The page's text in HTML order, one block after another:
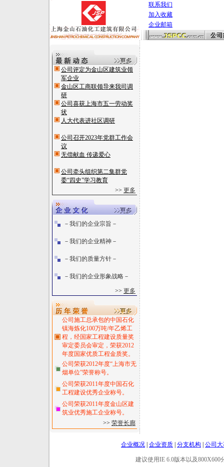
联系我们
加入收藏
企业邮箱
公司评定为金山区建筑业领
军企业
金山区工商联领导来我司调
研
公司喜获上海市五一劳动奖
状
人大代表进社区调研
公司召开2023年党群工作会
议
无偿献血 传递爱心
公司牵头组织第二集群党
委“四史”学习教育
>> 更多
－我们的企业宗旨－
－我们的企业精神－
－我们的质量方针－
－我们的企业形象战略－
>> 更多
公司施工总承包的中国石化
镇海炼化100万吨/年乙烯工
程，经国家工程建设质量奖
审定委员会审定，荣获2012
年度国家优质工程金质奖。
公司荣获2012年度“上海市无
烟单位”荣誉称号。
公司荣获2011年度中国石化
工程建设优秀企业称号。
公司荣获2011年度金山区建
筑业优秀施工企业称号。
>> 荣誉长廊
企业概况 企业资质 分支机构 公司
建议使用IE 6.0版本以及